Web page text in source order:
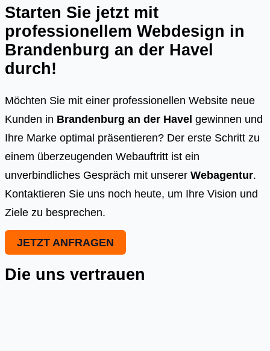
Starten Sie jetzt mit
professionellem Webdesign in
Brandenburg an der Havel
durch!
Möchten Sie mit einer professionellen Website neue
Kunden in Brandenburg an der Havel gewinnen und
Ihre Marke optimal präsentieren? Der erste Schritt zu
einem überzeugenden Webauftritt ist ein
unverbindliches Gespräch mit unserer Webagentur.
Kontaktieren Sie uns noch heute, um Ihre Vision und
Ziele zu besprechen.
JETZT ANFRAGEN
Die uns vertrauen